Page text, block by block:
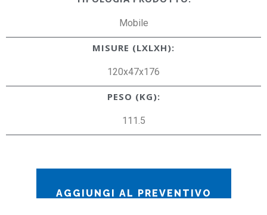
Mobile
MISURE (LXLXH):
120x47x176
PESO (KG):
111.5
AGGIUNGI AL PREVENTIVO